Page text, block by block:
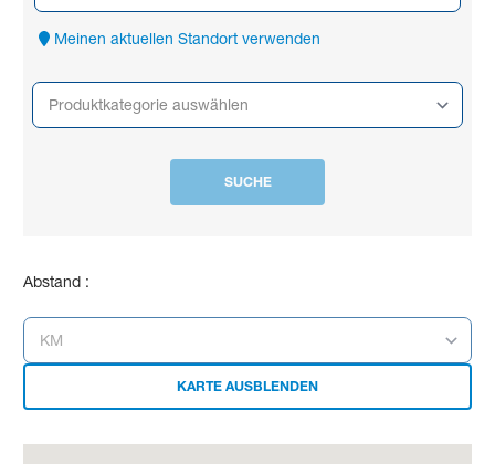
Meinen aktuellen Standort verwenden
SUCHE
Abstand :
KARTE AUSBLENDEN